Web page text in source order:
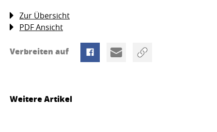
Zur Übersicht
PDF Ansicht
Verbreiten auf
Weitere Artikel